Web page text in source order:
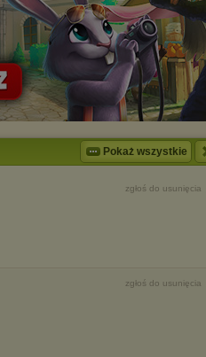
Pokaż wszystkie
zgłoś do usunięcia
zgłoś do usunięcia